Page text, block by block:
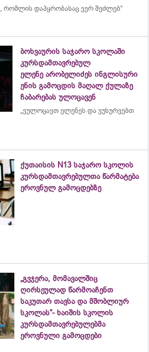
რომლის დაპყრობასაც ვერ შეძლებ“
ბოხვაურის საჯარო სკოლაში
კურსდამთავრებულ
ელენე არობელიძეს ინგლისური
ენის გამოცდის მაღალ ქულაზე
ჩაბარებას ულოცავენ
„ვულოცავთ ელენეს და ვუსურვებთ
ქუთაისის N13 საჯარო სკოლის
კურსდამთავრებულთა წარმატება
ეროვნულ გამოცდებზე
„გვჯერა, მომავალშიც
ღირსეულად წარმოაჩენთ
საკუთარ თავსა და მშობლიურ
სკოლას“- ხაიშის სკოლის
კურსდამთავრებულებმა
ეროვნული გამოცდები